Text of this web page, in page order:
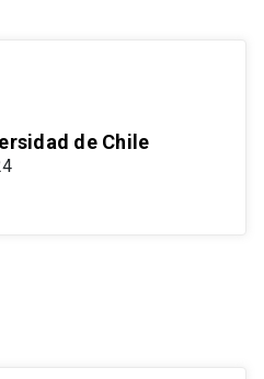
de Chile